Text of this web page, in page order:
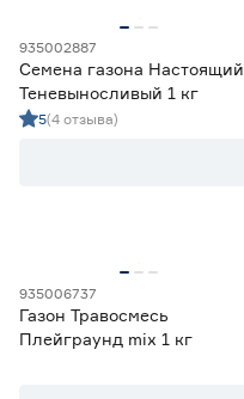
935002887
Семена газона Настоящий
Теневыносливый 1 кг
5(4 отзыва)
935006737
Газон Травосмесь
Плейграунд mix 1 кг